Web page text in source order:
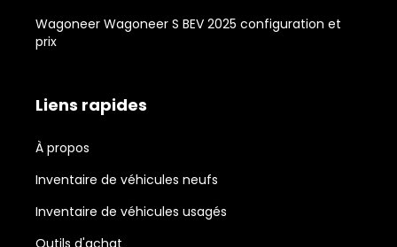
Wagoneer Wagoneer S BEV 2025 configuration et
prix
Liens rapides
À propos
Inventaire de véhicules neufs
Inventaire de véhicules usagés